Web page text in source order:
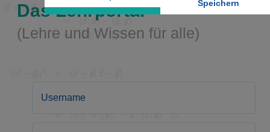
Speichern
Das Lehrportal
(Lehre und Wissen für alle)